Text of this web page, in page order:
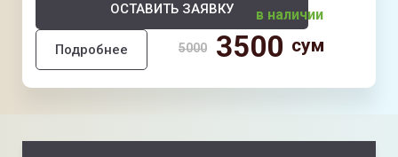
в наличии
сум
5000 3500
ОСТАВИТЬ ЗАЯВКУ
Подробнее